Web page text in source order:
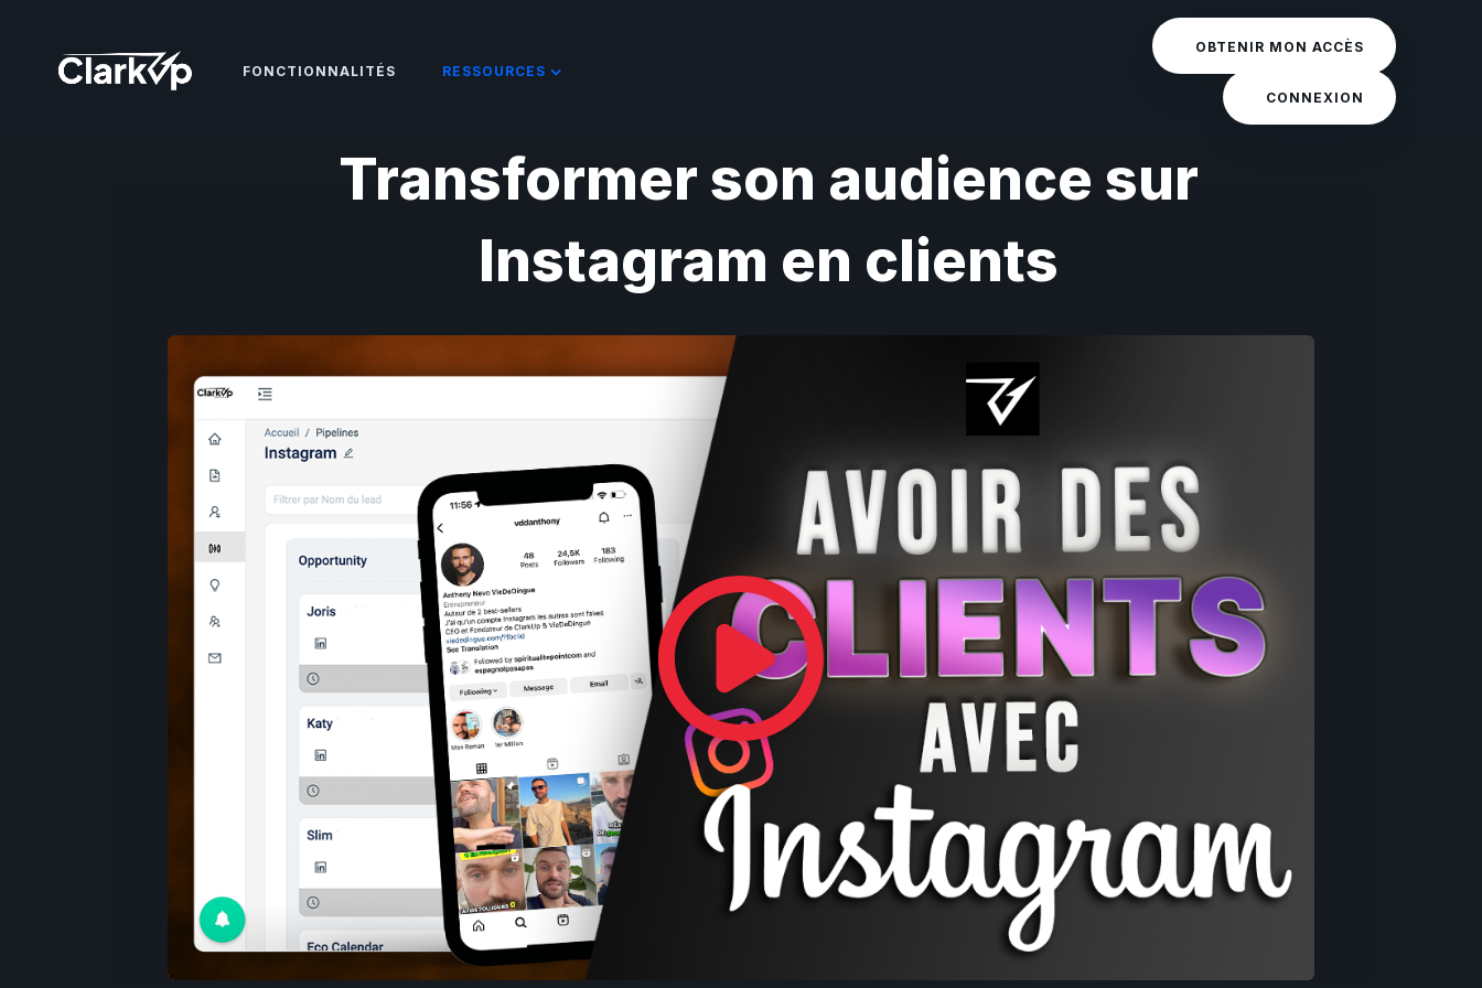
FONCTIONNALITÉS RESSOURCES
OBTENIR MON ACCÈS
CONNEXION
Transformer son audience sur
Instagram en clients